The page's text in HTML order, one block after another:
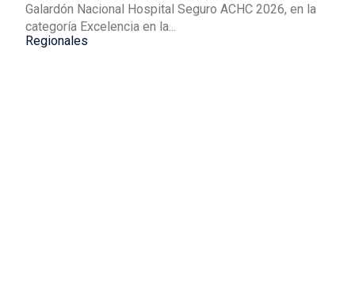
Galardón Nacional Hospital Seguro ACHC 2026, en la
categoría Excelencia en la...
Regionales